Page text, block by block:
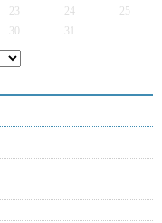
23 24
25
30 31